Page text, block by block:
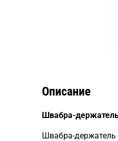
Описание
Швабра-
Швабра-держатель